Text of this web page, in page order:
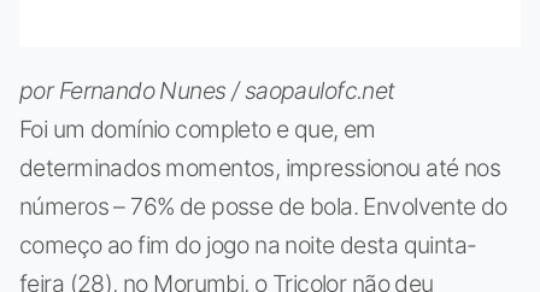
por Fernando Nunes / saopaulofc.net
Foi um domínio completo e que, em
determinados momentos, impressionou até nos
números – 76% de posse de bola. Envolvente do
começo ao fim do jogo na noite desta quinta-
feira (28), no Morumbi, o Tricolor não deu